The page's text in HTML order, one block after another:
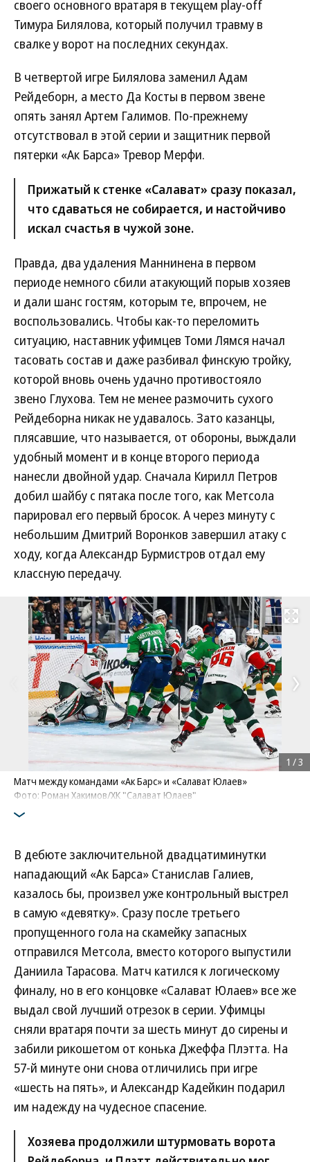
своего основного вратаря в текущем play-off
Тимура Билялова, который получил травму в
свалке у ворот на последних секундах.
В четвертой игре Билялова заменил Адам
Рейдеборн, а место Да Косты в первом звене
опять занял Артем Галимов. По-прежнему
отсутствовал в этой серии и защитник первой
пятерки «Ак Барса» Тревор Мерфи.
Прижатый к стенке «Салават» сразу показал,
что сдаваться не собирается, и настойчиво
искал счастья в чужой зоне.
Правда, два удаления Маннинена в первом
периоде немного сбили атакующий порыв хозяев
и дали шанс гостям, которым те, впрочем, не
воспользовались. Чтобы как-то переломить
ситуацию, наставник уфимцев Томи Лямся начал
тасовать состав и даже разбивал финскую тройку,
которой вновь очень удачно противостояло
звено Глухова. Тем не менее размочить сухого
Рейдеборна никак не удавалось. Зато казанцы,
плясавшие, что называется, от обороны, выждали
удобный момент и в конце второго периода
нанесли двойной удар. Сначала Кирилл Петров
добил шайбу с пятака после того, как Метсола
парировал его первый бросок. А через минуту с
небольшим Дмитрий Воронков завершил атаку с
ходу, когда Александр Бурмистров отдал ему
классную передачу.
Развернуть
Матч между командами «Ак Барс» и «Салават Юлаев»
Фото: Роман Хакимов/ХК "Салават Юлаев"
1 /3
В дебюте заключительной двадцатиминутки
нападающий «Ак Барса» Станислав Галиев,
казалось бы, произвел уже контрольный выстрел
в самую «девятку». Сразу после третьего
пропущенного гола на скамейку запасных
отправился Метсола, вместо которого выпустили
Даниила Тарасова. Матч катился к логическому
финалу, но в его концовке «Салават Юлаев» все же
выдал свой лучший отрезок в серии. Уфимцы
сняли вратаря почти за шесть минут до сирены и
забили рикошетом от конька Джеффа Плэтта. На
57-й минуте они снова отличились при игре
«шесть на пять», и Александр Кадейкин подарил
им надежду на чудесное спасение.
Хозяева продолжили штурмовать ворота